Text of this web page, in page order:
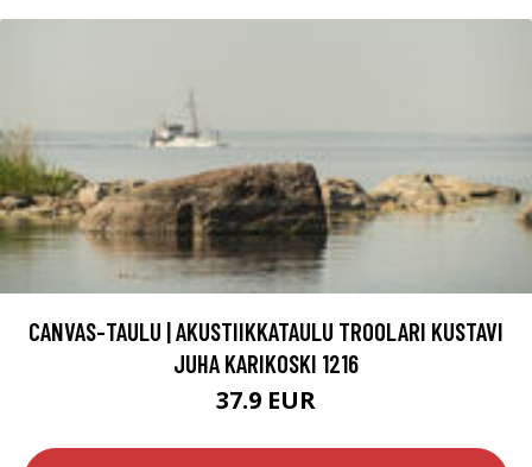
CANVAS-TAULU | AKUSTIIKKATAULU TROOLARI KUSTAVI
JUHA KARIKOSKI 1216
37.9 EUR